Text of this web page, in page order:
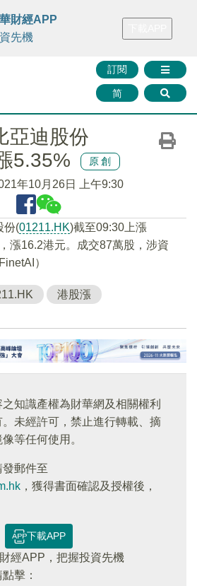
FINMETA 財華證券 媒體矩陣
訂閱
简
財經APP
先機
亞迪股份
5.35%
原創
年10月26日 上午9:30
份(01211.HK)截至09:30上漲
漲16.2港元。成交87萬股，涉資
）
港股漲
知識產權為財華網及相關權利
。未經許可，禁止進行轉載、摘
等任何使用。
郵件至
，獲得書面確認及授權後，
下載APP
經APP，把握投資先機
擊：